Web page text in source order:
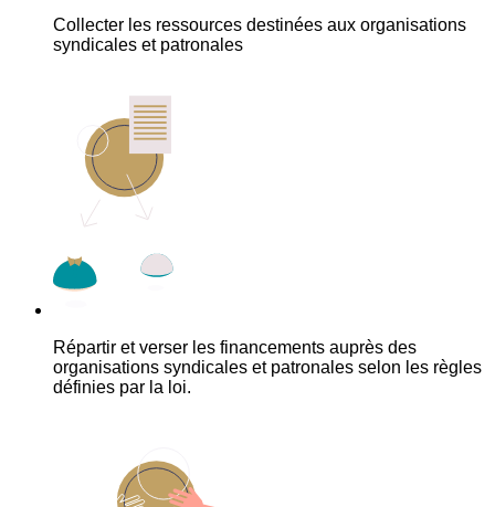
Collecter les ressources destinées aux organisations
syndicales et patronales
Répartir et verser les financements auprès des
organisations syndicales et patronales selon les règles
définies par la loi.